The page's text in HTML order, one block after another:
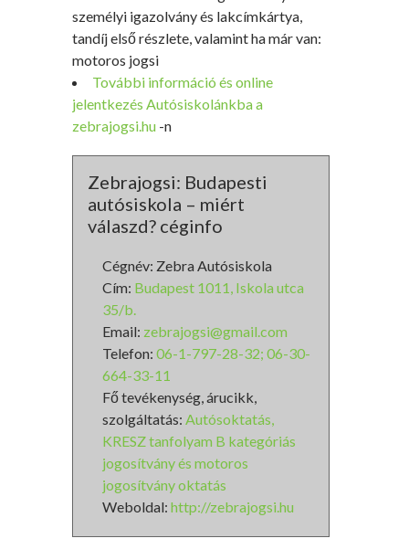
személyi igazolvány és lakcímkártya,
tandíj első részlete, valamint ha már van:
motoros jogsi
További információ és online
jelentkezés Autósiskolánkba a
zebrajogsi.hu -n
Zebrajogsi: Budapesti
autósiskola – miért
válaszd? céginfo
Cégnév: Zebra Autósiskola
Cím: Budapest 1011, Iskola utca
35/b.
Email: zebrajogsi@gmail.com
Telefon: 06-1-797-28-32; 06-30-
664-33-11
Fő tevékenység, árucikk,
szolgáltatás: Autósoktatás,
KRESZ tanfolyam B kategóriás
jogosítvány és motoros
jogosítvány oktatás
Weboldal: http://zebrajogsi.hu